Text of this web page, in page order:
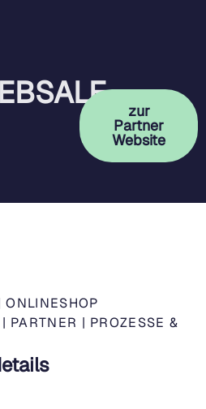
zur
Partner
Website
ONLINESHOP
| PARTNER | PROZESSE &